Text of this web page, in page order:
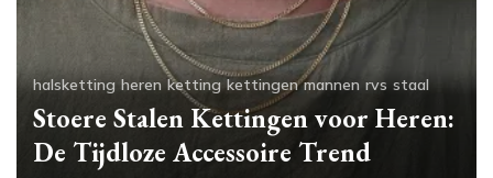
halsketting heren ketting kettingen mannen rvs staal
Stoere Stalen Kettingen voor Heren:
De Tijdloze Accessoire Trend